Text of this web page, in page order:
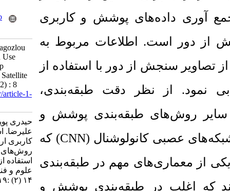
پوشش و کاربری
اطلاعات مربوط به
با استفاده از
دقت طبقه‌بندی،
طبقه‌بندی پوشش و
(CNN)
که
مهم در طبقه‌بندی
طبقه‌بندی پوشش و
Mendeley
Zotero
Heidari P, Milan A, Gharagozlou
A. Land Cover and Land Use
Extraction Based on Deep
Learning Methods Using Satellite
Images. JGST 2024; 14 (2) : 8
URL:http://jgst.issgeac.ir/article-1-
حیدری پویا، میلان اصغر، قراگوزلو
علیرضا. استخراج پوشش و
کاربری اراضی بر اساس
روش‌های یادگیری عمیق با
استفاده از تصاویر ماهواره‌ای.
علوم و فنون نقشه برداری. ۱۴۰۳;